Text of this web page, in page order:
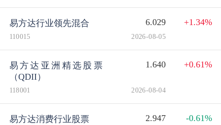
易方达行业领先混合 6.029 +1.34%
110015 2026-08-05
易方达亚洲精选股票
（QDII）
1.640 +0.61%
118001 2026-08-04
易方达消费行业股票 2.947 -0.61%